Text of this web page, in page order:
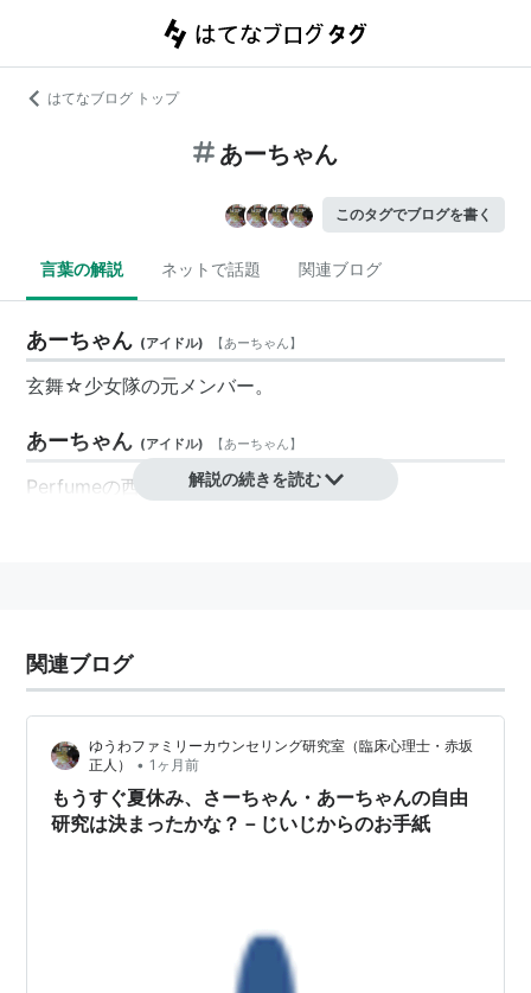
はてなブログ トップ
あーちゃん
このタグでブログを書く
言葉の解説 ネットで話題 関連ブログ
あーちゃん (アイドル) 【あーちゃん】
玄舞☆少女隊の元メンバー。
あーちゃん (アイドル) 【あーちゃん】
Perfumeの西脇綾香の愛称。
解説の続きを読む
関連ブログ
ゆうわファミリーカウンセリング研究室（臨床心理士・赤坂
正人）
• 1ヶ月前
もうすぐ夏休み、さーちゃん・あーちゃんの自由
研究は決まったかな？－じいじからのお手紙